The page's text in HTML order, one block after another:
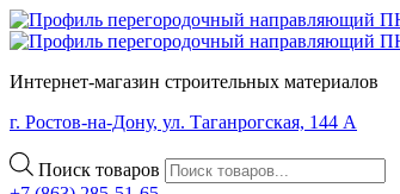
Интернет-магазин строительных материалов
г. Ростов-на-Дону, ул. Таганрогская, 144 А
Поиск товаров